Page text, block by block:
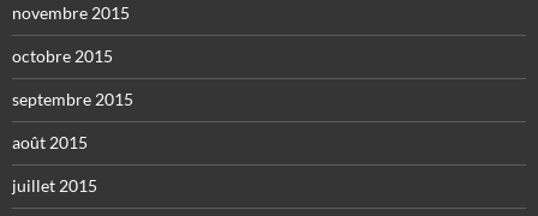
novembre 2015
octobre 2015
septembre 2015
août 2015
juillet 2015